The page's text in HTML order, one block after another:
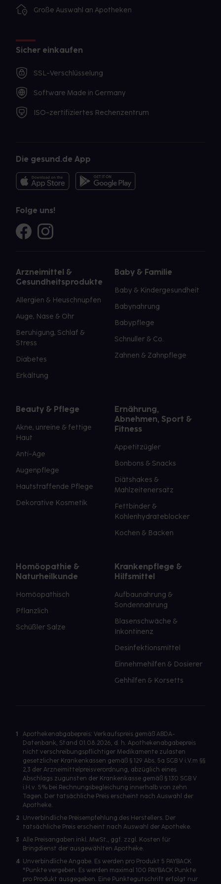
Große Auswahl an Apotheken
Sicher einkaufen
SSL-Verschlüsselung
Software Made in Germany
ISO-zertifiziertes Rechenzentrum
Die gesund.de App
Folge uns!
Arzneimittel &
Gesundheitsprodukte
Allergien & Heuschnupfen
Auge, Nase & Ohr
Beruhigung, Schlaf &
Stress
Diabetes
Erkältung
Baby & Familie
Baby & Kindergesundheit
Babynahrung
Babypflege
Schnuller & Co.
Zahnen & Zahnpflege
Beauty & Pflege
Akne, unreine & fettige
Haut
Anti-Age
Augenpflege
Hautstraffende Pflege
Dekorative Kosmetik
Ernährung,
Abnehmen, Sport &
Fitness
Appetitzügler
Bonbons & Snacks
Diätshakes &
Mahlzeitenersatz
Fettbinder &
Kohlenhydrateblocker
Kochen & Backen
Homöopathie &
Naturheilkunde
Homöopathisch
Pflanzlich
Schüßler Salze
Krankenpflege &
Hilfsmittel
Aufbaunahrung &
Sondennahrung
Blasenschwäche &
Inkontinenz
Desinfektionsmittel
Einnehmehilfen & Dosierer
Gehhilfen & Korsetts
1
Apothekenabgabepreis: Verkaufspreis gemäß ABDA-
Datenbank, Stand 01.08.2026, d. h. Apothekenabgabepreis
nicht verschreibungspflichtiger Medikamente zulasten
gesetzlicher Krankenkassen gemäß § 129 Abs. 5a SGB V i.V.m §§
2,3 der Arzneimittelpreisverordnung, abzüglich eines
Abschlags zugunsten der Krankenkasse gemäß § 130 SGB V
i.H.v. 5% bei Rechnungsbegleichung innerhalb von zehn
Tagen. Der tatsächliche Preis erscheint nach Auswahl der
Apotheke.
2 Unverbindliche Preisempfehlung des Herstellers. Der
tatsächliche Preis erscheint nach Auswahl der Apotheke.
3 Alle Preisangaben inkl. MwSt., ggf. zzgl. Kosten für
Bringdienst der ausgewählten Apotheke.
4 Unverbindliche Angabe. Es werden pro Produkt 5 PAYBACK
°Punkte vergeben. Es werden maximal 100 PAYBACK Punkte
pro Produkt ausgegeben. Eine Punktegutschrift erfolgt nur